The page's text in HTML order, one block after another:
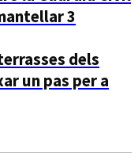
3
dels
un pas per a